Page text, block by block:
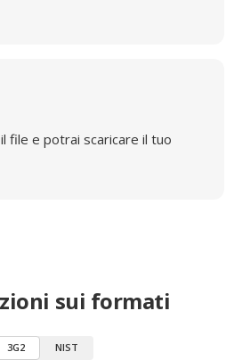
file e potrai scaricare il tuo
sui formati
3G2 NIST